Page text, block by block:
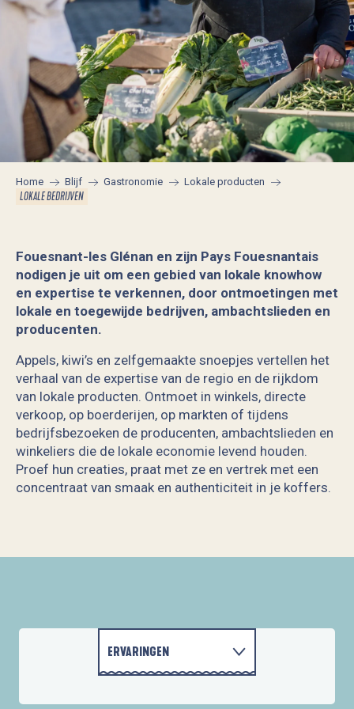
Home Blijf Gastronomie Lokale producten
LOKALE BEDRIJVEN
Fouesnant-les Glénan en zijn Pays Fouesnantais
nodigen je uit om een gebied van lokale knowhow
en expertise te verkennen, door ontmoetingen met
lokale en toegewijde bedrijven, ambachtslieden en
producenten.
Appels, kiwi’s en zelfgemaakte snoepjes vertellen het
verhaal van de expertise van de regio en de rijkdom
van lokale producten. Ontmoet in winkels, directe
verkoop, op boerderijen, op markten of tijdens
bedrijfsbezoeken de producenten, ambachtslieden en
winkeliers die de lokale economie levend houden.
Proef hun creaties, praat met ze en vertrek met een
concentraat van smaak en authenticiteit in je koffers.
Les Savons de Juliette
Les légumes de Mousterlin
Cidrerie de Ménez Brug
ERVARINGEN